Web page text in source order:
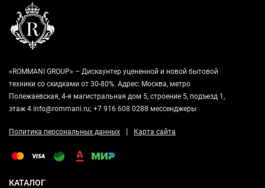
«ROMMANI GROUP» – Дискаунтер уцененной и новой бытовой
техники со скидками от 30-80%. Адрес: Москва, метро
Полежаевская, 4-я магистральная дом 5, строение 5, подъезд 1,
этаж 4 info@rommani.ru; +7 916 608 0288 мессенджеры
Политика персональных данных | Карта сайта
КАТАЛОГ